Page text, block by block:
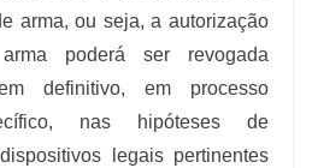
arma, ou seja, a autorização
poderá ser revogada
definitivo, em processo
nas hipóteses de
legais pertinentes